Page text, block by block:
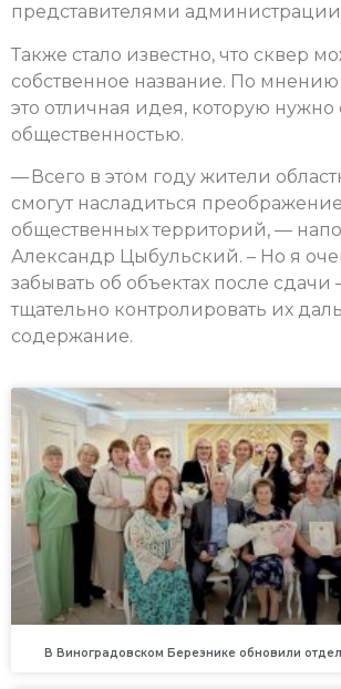
представителями администрации
Также стало известно, что сквер
собственное название. По мнению
это отличная идея, которую нужно
общественностью.
— Всего в этом году жители
смогут насладиться
общественных территорий, —
Александр Цыбульский. – Но я
забывать об объектах после сдачи
тщательно контролировать их
содержание.
В Виноградовском Березнике обновили